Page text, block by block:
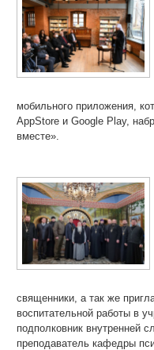
мобильного приложения,
AppStore и Google Play,
вместе».
священники, а так же
воспитательной работы в
подполковник внутренней
преподаватель кафедры